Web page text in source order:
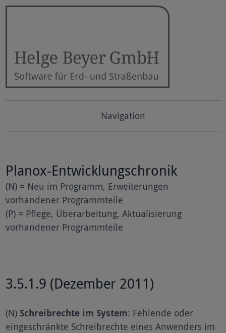
Navigation
Planox-Entwicklungschronik
(N) = Neu im Programm, Erweiterungen
vorhandener Programmteile
(P) = Pflege, Überarbeitung, Aktualisierung
vorhandener Programmteile
3.5.1.9 (Dezember 2011)
(N) Schreibrechte im System: Fehlende oder
eingeschränkte Schreibrechte eines Anwenders im